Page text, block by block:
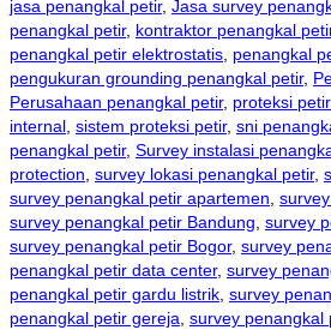
jasa penangkal petir, Jasa survey
penangkal petir, kontraktor penangkal
penangkal petir elektrostatis, penangkal
pengukuran grounding penangkal petir,
Perusahaan penangkal petir, proteksi
internal, sistem proteksi petir, sni
penangkal petir, Survey instalasi
protection, survey lokasi penangkal petir,
survey penangkal petir apartemen,
survey penangkal petir Bandung, survey
survey penangkal petir Bogor, survey
penangkal petir data center, survey
penangkal petir gardu listrik, survey
penangkal petir gereja, survey penangkal